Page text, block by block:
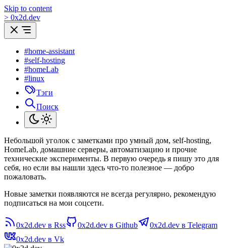
Skip to content
> 0x2d.dev
#home-assistant
#self-hosting
#homeLab
#linux
Тэги
Поиск
Небольшой уголок с заметками про умный дом, self-hosting,
HomeLab, домашние серверы, автоматизацию и прочие
технические эксперименты. В первую очередь я пишу это для
себя, но если вы нашли здесь что-то полезное — добро
пожаловать.
Новые заметки появляются не всегда регулярно, рекомендую
подписаться на мои соцсети.
0x2d.dev в Rss 0x2d.dev в Github
0x2d.dev в Telegram
0x2d.dev в Vk